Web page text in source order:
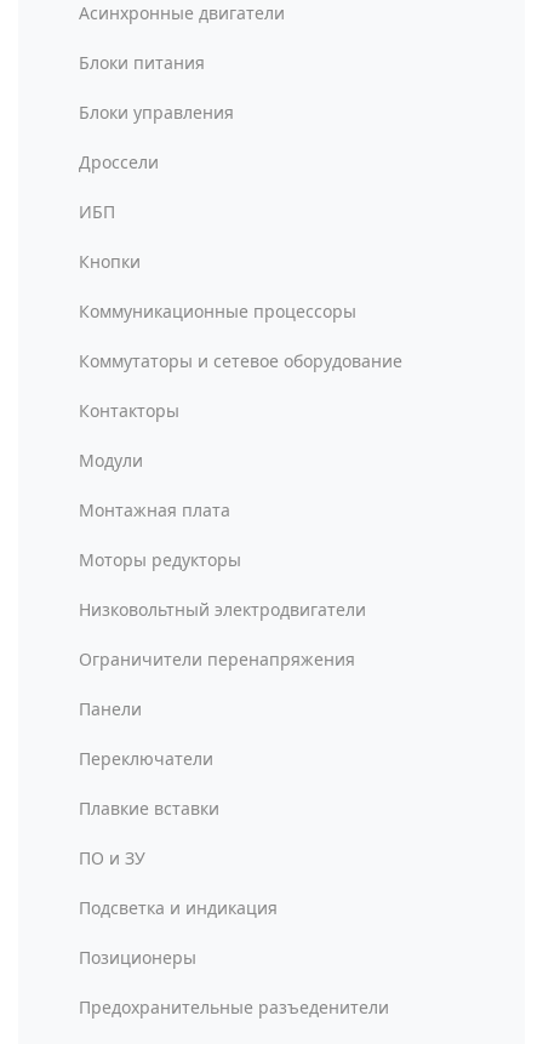
Асинхронные двигатели
Блоки питания
Блоки управления
Дроссели
ИБП
Кнопки
Коммуникационные процессоры
Коммутаторы и сетевое оборудование
Контакторы
Модули
Монтажная плата
Моторы редукторы
Низковольтный электродвигатели
Ограничители перенапряжения
Панели
Переключатели
Плавкие вставки
ПО и ЗУ
Подсветка и индикация
Позиционеры
Предохранительные разъеденители